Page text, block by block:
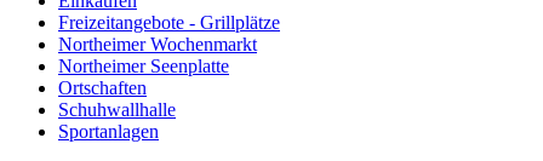
Freizeitangebote - Grillplätze
Northeimer Wochenmarkt
Northeimer Seenplatte
Ortschaften
Schuhwallhalle
Sportanlagen